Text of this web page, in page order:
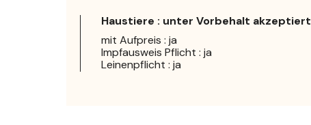
Haustiere : unter Vorbehalt akzeptiert
mit Aufpreis : ja
Impfausweis Pflicht : ja
Leinenpflicht : ja